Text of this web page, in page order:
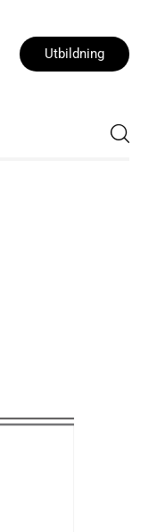
Utbildning